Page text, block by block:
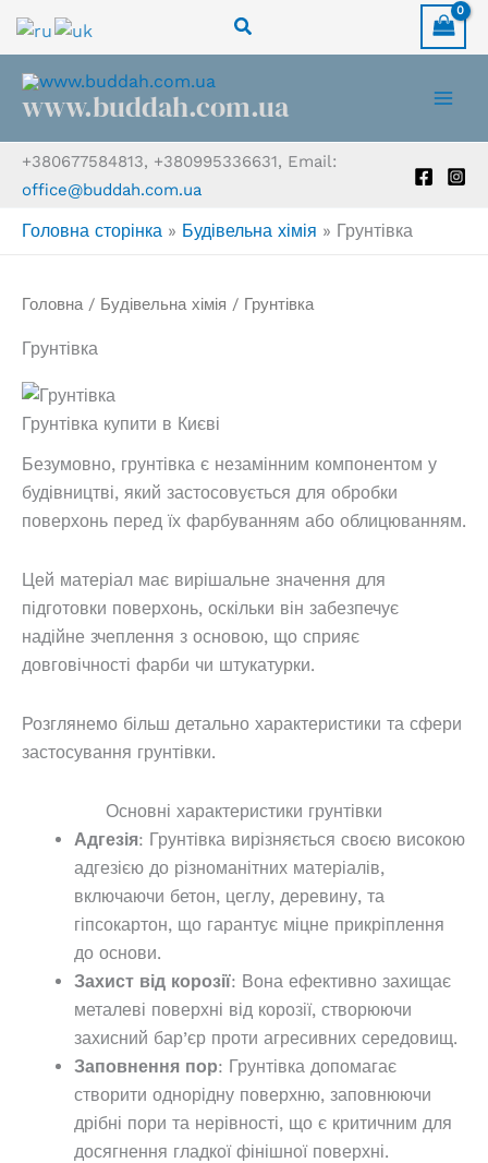
Перейти
до
вмісту
Пошук
www.buddah.com.ua
+380677584813, +380995336631, Email:
office@buddah.com.ua
Головна сторінка » Будівельна хімія » Грунтівка
Головна/ Будівельна хімія / Грунтівка
Грунтівка
Грунтівка купити в Києві
Безумовно, грунтівка є незамінним компонентом у
будівництві, який застосовується для обробки
поверхонь перед їх фарбуванням або облицюванням.
Цей матеріал має вирішальне значення для
підготовки поверхонь, оскільки він забезпечує
надійне зчеплення з основою, що сприяє
довговічності фарби чи штукатурки.
Розглянемо більш детально характеристики та сфери
застосування грунтівки.
Основні характеристики грунтівки
Адгезія: Грунтівка вирізняється своєю високою
адгезією до різноманітних матеріалів,
включаючи бетон, цеглу, деревину, та
гіпсокартон, що гарантує міцне прикріплення
до основи.
Захист від корозії: Вона ефективно захищає
металеві поверхні від корозії, створюючи
захисний бар’єр проти агресивних середовищ.
Заповнення пор: Грунтівка допомагає
створити однорідну поверхню, заповнюючи
дрібні пори та нерівності, що є критичним для
досягнення гладкої фінішної поверхні.